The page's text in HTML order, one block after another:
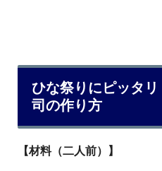
ひな祭りにピッタ
司の作り方
【材料（二人前）】